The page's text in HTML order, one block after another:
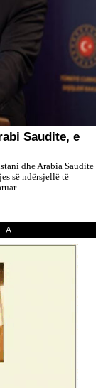
Saudite, e
dhe Arabia Saudite
së ndërsjellë të